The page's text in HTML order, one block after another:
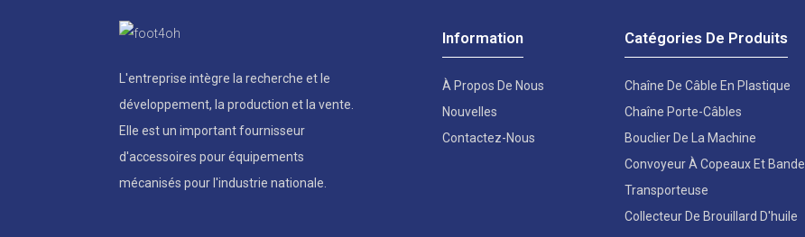
L'entreprise intègre la recherche et le
développement, la production et la vente.
Elle est un important fournisseur
d'accessoires pour équipements
mécanisés pour l'industrie nationale.
Information
À Propos De Nous
Nouvelles
Contactez-Nous
Catégories De Produits
Chaîne De Câble En Plastique
Chaîne Porte-Câbles
Bouclier De La Machine
Convoyeur À Copeaux Et Bande
Transporteuse
Collecteur De Brouillard D'huile